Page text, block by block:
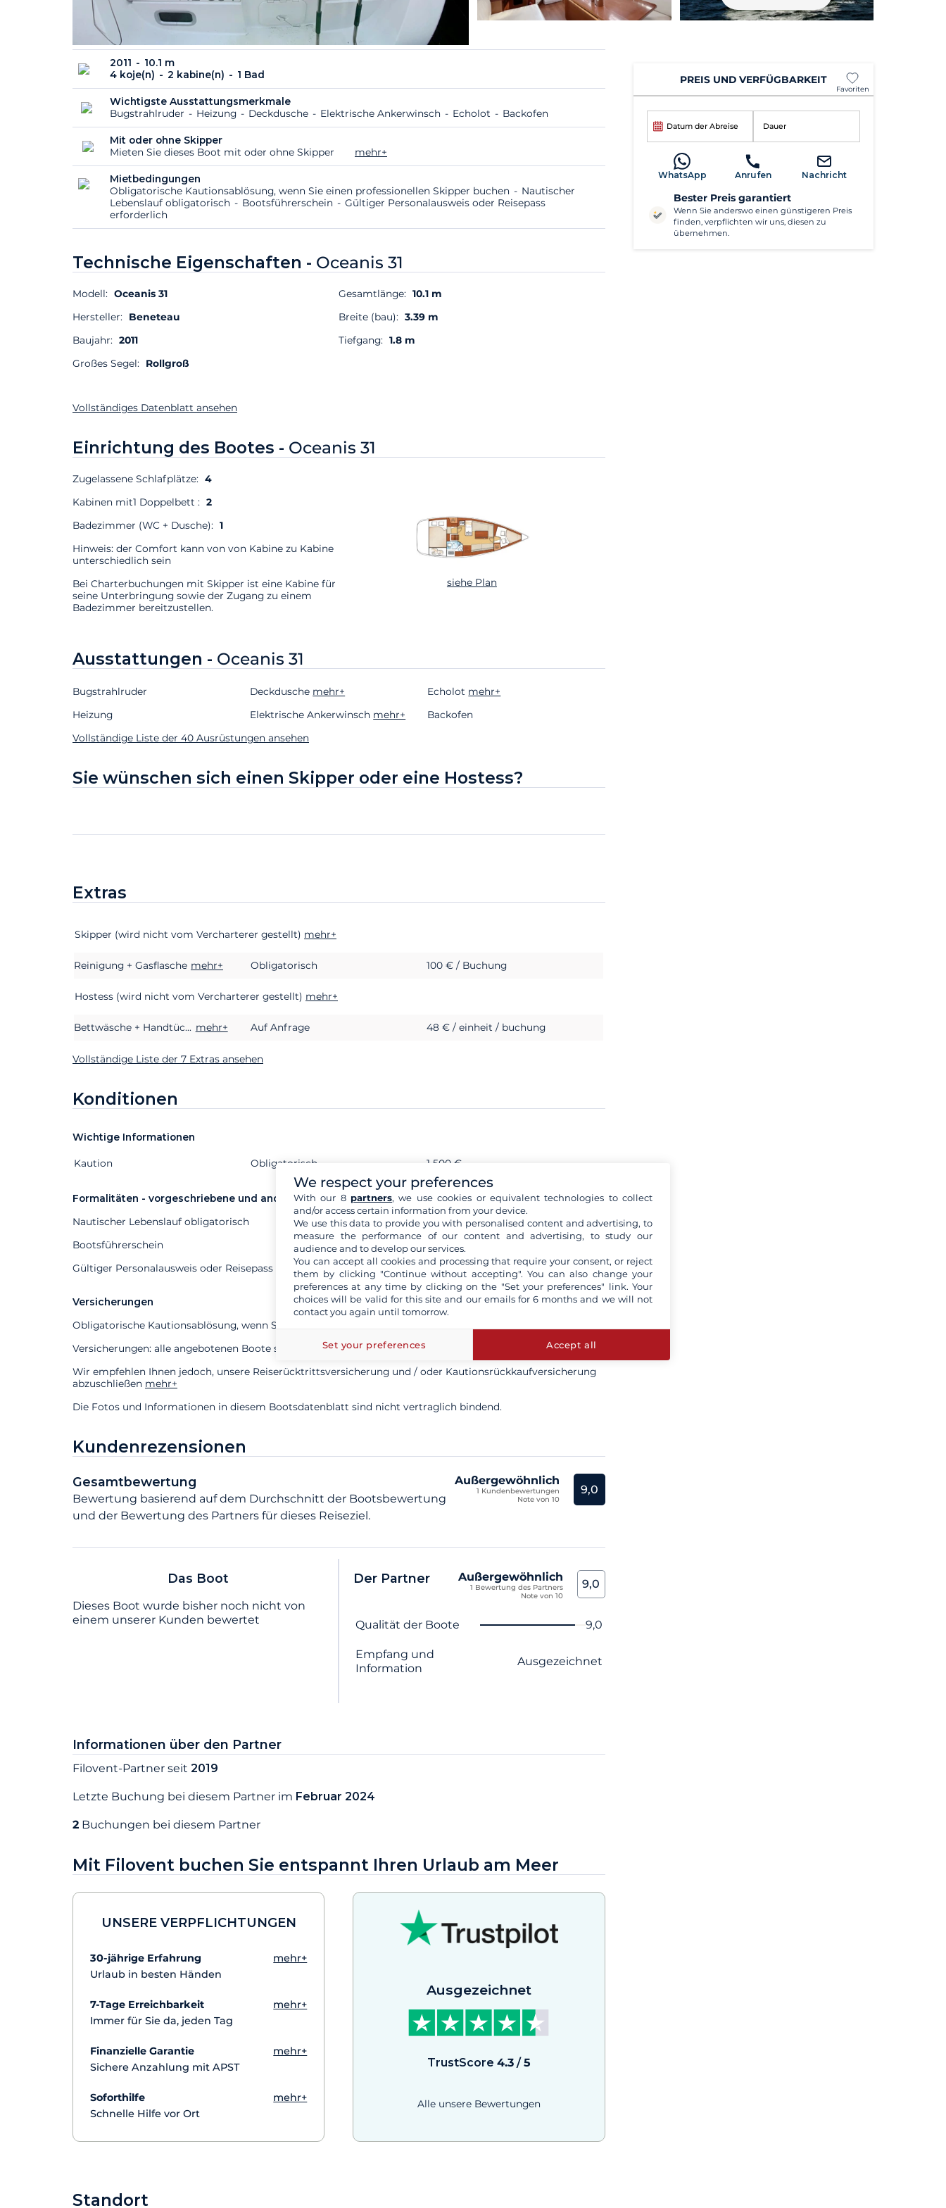
2011
10.1 m
4 koje(n)
2 kabine(n) 1 Bad
Wichtigste Ausstattungsmerkmale
Bugstrahlruder
Heizung Deckdusche Elektrische Ankerwinsch Echolot Backofen
Mit oder ohne Skipper
Mieten Sie dieses Boot mit oder ohne Skipper
mehr+
Mietbedingungen
Obligatorische Kautionsablösung, wenn Sie einen professionellen Skipper buchen
Nautischer
Lebenslauf obligatorisch
Bootsführerschein
Gültiger Personalausweis oder Reisepass
erforderlich
Technische Eigenschaften - Oceanis 31
Modell: Oceanis 31
Hersteller: Beneteau
Baujahr: 2011
Großes Segel: Rollgroß
Gesamtlänge: 10.1 m
Breite (bau): 3.39 m
Tiefgang: 1.8 m
Vollständiges Datenblatt ansehen
Einrichtung des Bootes - Oceanis 31
Zugelassene Schlafplätze: 4
Kabinen mit1 Doppelbett : 2
Badezimmer (WC + Dusche): 1
Hinweis: der Comfort kann von von Kabine zu Kabine
unterschiedlich sein
Bei Charterbuchungen mit Skipper ist eine Kabine für
seine Unterbringung sowie der Zugang zu einem
Badezimmer bereitzustellen.
siehe Plan
Ausstattungen - Oceanis 31
Bugstrahlruder
Heizung
Deckdusche mehr+
Elektrische Ankerwinsch mehr+
Echolot mehr+
Backofen
Vollständige Liste der 40 Ausrüstungen ansehen
Sie wünschen sich einen Skipper oder eine Hostess?
Extras
Extras Status Preis
Skipper (wird nicht vom Vercharterer gestellt) mehr+
Reinigung + Gasflasche mehr+ Obligatorisch 100 € / Buchung
Hostess (wird nicht vom Vercharterer gestellt) mehr+
Bettwäsche + Handtücher mehr+ Auf Anfrage 48 € / einheit / buchung
Vollständige Liste der 7 Extras ansehen
Konditionen
Wichtige Informationen
Extras Status
Kaution Obligatorisch 1 500 €
Formalitäten - vorgeschriebene und andere Dokumente
Nautischer Lebenslauf obligatorisch
Bootsführerschein
Gültiger Personalausweis oder Reisepass erforderlich
Versicherungen
Obligatorische Kautionsablösung, wenn Sie einen professionellen Skipper buchen
Versicherungen: alle angebotenen Boote sind gegen alle Risiken versichert
Wir empfehlen Ihnen jedoch, unsere Reiserücktrittsversicherung und / oder Kautionsrückkaufversicherung
abzuschließen mehr+
Die Fotos und Informationen in diesem Bootsdatenblatt sind nicht vertraglich bindend.
Kundenrezensionen
Gesamtbewertung
Bewertung basierend auf dem Durchschnitt der Bootsbewertung
und der Bewertung des Partners für dieses Reiseziel.
Außergewöhnlich
1 Kundenbewertungen
Note von 10
9,0
Das Boot
Dieses Boot wurde bisher noch nicht von
einem unserer Kunden bewertet
Der Partner Außergewöhnlich
1 Bewertung des Partners
Note von 10
9,0
Name des Kriteriums Note
Qualität der Boote 9,0
Empfang und
Information
Ausgezeichnet
Informationen über den Partner
Filovent-Partner seit 2019
Letzte Buchung bei diesem Partner im Februar 2024
2 Buchungen bei diesem Partner
Mit Filovent buchen Sie entspannt Ihren Urlaub am Meer
UNSERE VERPFLICHTUNGEN
30-jährige Erfahrung
mehr+
Urlaub in besten Händen
7-Tage Erreichbarkeit
mehr+
Immer für Sie da, jeden Tag
Finanzielle Garantie
mehr+
Sichere Anzahlung mit APST
Soforthilfe
mehr+
Schnelle Hilfe vor Ort
Ausgezeichnet
TrustScore 4.3/5
Alle unsere Bewertungen
Standort
PREIS UND VERFÜGBARKEIT
Favoriten
Datum der Abreise Dauer
WhatsApp Anrufen Nachricht
Bester Preis garantiert
Wenn Sie anderswo einen günstigeren Preis
finden, verpflichten wir uns, diesen zu
übernehmen.
We respect your preferences
With our 8 partners, we use cookies or equivalent technologies to collect
and/or access certain information from your device.
We use this data to provide you with personalised content and advertising, to
measure the performance of our content and advertising, to study our
audience and to develop our services.
You can accept all cookies and processing that require your consent, or reject
them by clicking "Continue without accepting". You can also change your
preferences at any time by clicking on the "Set your preferences" link. Your
choices will be valid for this site and our emails for 6 months and we will not
contact you again until tomorrow.
Set your preferences Accept all